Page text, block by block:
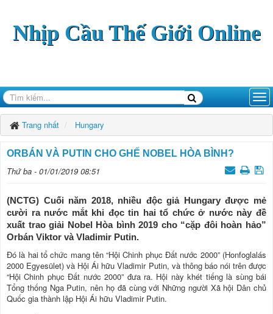
Nhịp Cầu Thế Giới Online
Trang nhất Hungary
ORBÁN VÀ PUTIN CHO GHẾ NOBEL HÒA BÌNH?
Thứ ba - 01/01/2019 08:51
(NCTG) Cuối năm 2018, nhiều độc giả Hungary được mẻ
cười ra nước mắt khi đọc tin hai tổ chức ở nước này đề
xuất trao giải Nobel Hòa bình 2019 cho “cặp đôi hoàn hảo”
Orbán Viktor và Vladimir Putin.
Đó là hai tổ chức mang tên “Hội Chinh phục Đất nước 2000” (Honfoglalás
2000 Egyesület) và Hội Ái hữu Vladimir Putin, và thông báo nói trên được
“Hội Chinh phục Đất nước 2000” đưa ra. Hội này khét tiếng là sùng bái
Tổng thống Nga Putin, nên họ đã cùng với Những người Xã hội Dân chủ
Quốc gia thành lập Hội Ái hữu Vladimir Putin.